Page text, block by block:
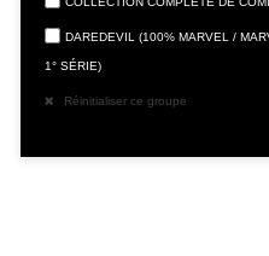
DAREDEVIL (100% MARVEL /
1° SÉRIE)
Réinitialiser ce groupe